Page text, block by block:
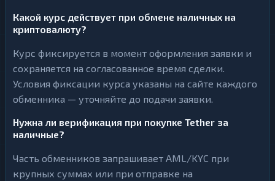
Какой курс действует при обмене наличных на
криптовалюту?
Курс фиксируется в момент оформления заявки и
сохраняется на согласованное время сделки.
Условия фиксации курса указаны на сайте каждого
обменника — уточняйте до подачи заявки.
Нужна ли верификация при покупке Tether за
наличные?
Часть обменников запрашивает AML/KYC при
крупных суммах или при отправке на